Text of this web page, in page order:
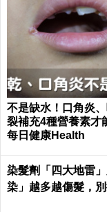
不是缺水！口角炎
裂補充4種營養素才
每日健康Health
染髮劑「四大地雷
染」越多越傷髮，